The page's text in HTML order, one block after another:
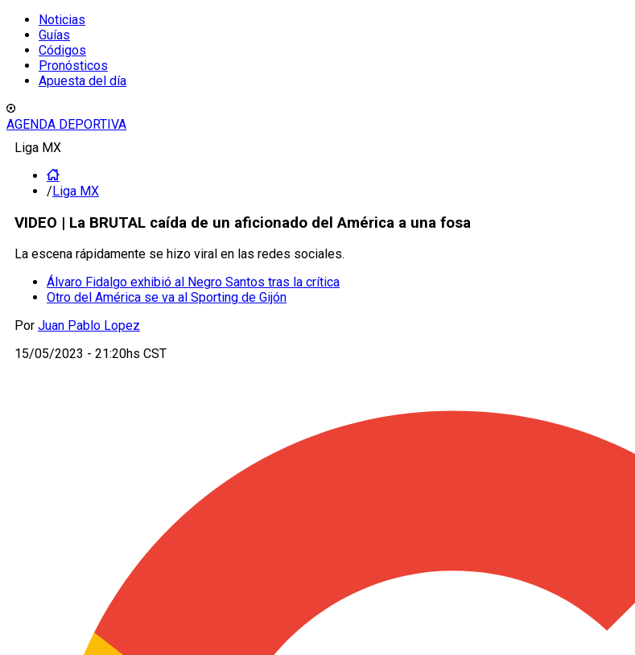
Noticias
Guías
Códigos
Pronósticos
Apuesta del día
AGENDA DEPORTIVA
Liga MX
/Liga MX
VIDEO | La BRUTAL caída de un aficionado del América a una fosa
La escena rápidamente se hizo viral en las redes sociales.
Álvaro Fidalgo exhibió al Negro Santos tras la crítica
Otro del América se va al Sporting de Gijón
Por Juan Pablo Lopez
15/05/2023 - 21:20hs CST